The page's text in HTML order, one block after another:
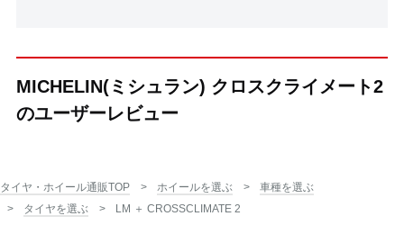
MICHELIN(ミシュラン) クロスクライメート2
のユーザーレビュー
タイヤ・ホイール通販TOP ホイールを選ぶ
車種を選ぶ
タイヤを選ぶ
LM ＋ CROSSCLIMATE 2